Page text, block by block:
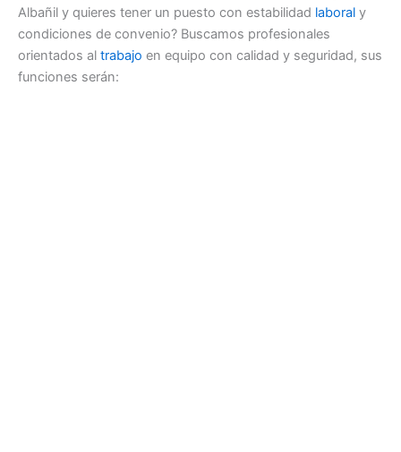
Albañil y quieres tener un puesto con estabilidad laboral y
condiciones de convenio? Buscamos profesionales
orientados al trabajo en equipo con calidad y seguridad, sus
funciones serán: